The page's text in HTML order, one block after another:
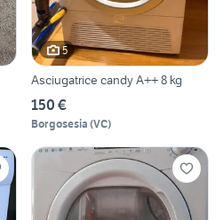
5
Asciugatrice candy A++ 8 kg
150 €
Borgosesia (VC)